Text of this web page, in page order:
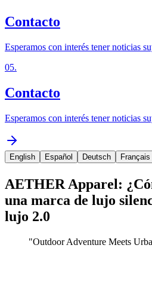
Contacto
Esperamos con interés tener noticias
05.
Contacto
Esperamos con interés tener noticias
English Español Deutsch Français
AETHER Apparel:
una marca de lujo
lujo 2.0
"Outdoor Adventure Meets